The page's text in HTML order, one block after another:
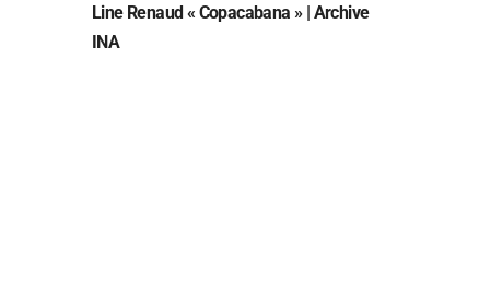
Line Renaud « Copacabana » | Archive
INA